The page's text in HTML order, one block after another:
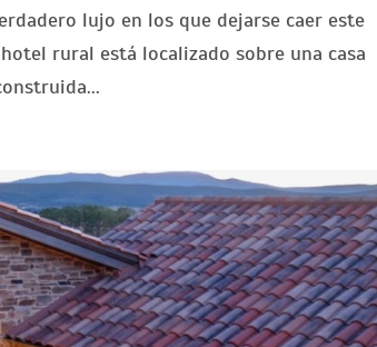
lujo en los que dejarse caer este
rural está localizado sobre una casa